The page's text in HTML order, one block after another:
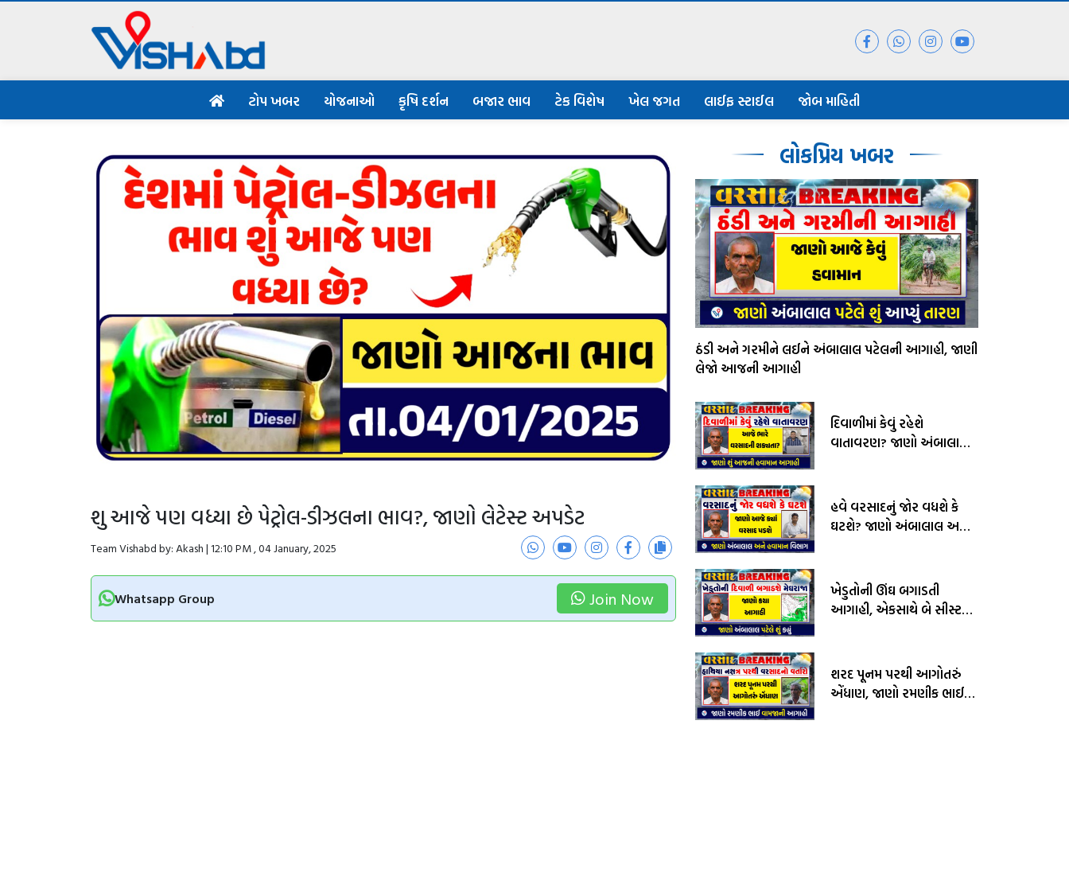
ટોપ ખબર યોજનાઓ કૃષિ દર્શન બજાર ભાવ ટેક વિશેષ ખેલ જગત લાઈફ સ્ટાઈલ જોબ માહિતી
શુ આજે પણ વધ્યા છે પેટ્રોલ-ડીઝલના ભાવ?, જાણો લેટેસ્ટ અપડેટ
Team Vishabd by: Akash | 12:10 PM , 04 January, 2025
Whatsapp Group Join Now
લોકપ્રિય ખબર
ઠંડી અને ગરમીને લઈને અંબાલાલ પટેલની આગાહી, જાણી
લેજો આજની આગાહી
દિવાળીમાં કેવું રહેશે
વાતાવરણ? જાણો અંબાલાલ
હવે વરસાદનું જોર વધશે કે
ઘટશે? જાણો અંબાલાલ અને
ખેડુતોની ઊંઘ બગાડતી
આગાહી, એકસાથે બે સીસ્ટમ
શરદ પૂનમ પરથી આગોતરું
એંધાણ, જાણો રમણીક ભાઈ